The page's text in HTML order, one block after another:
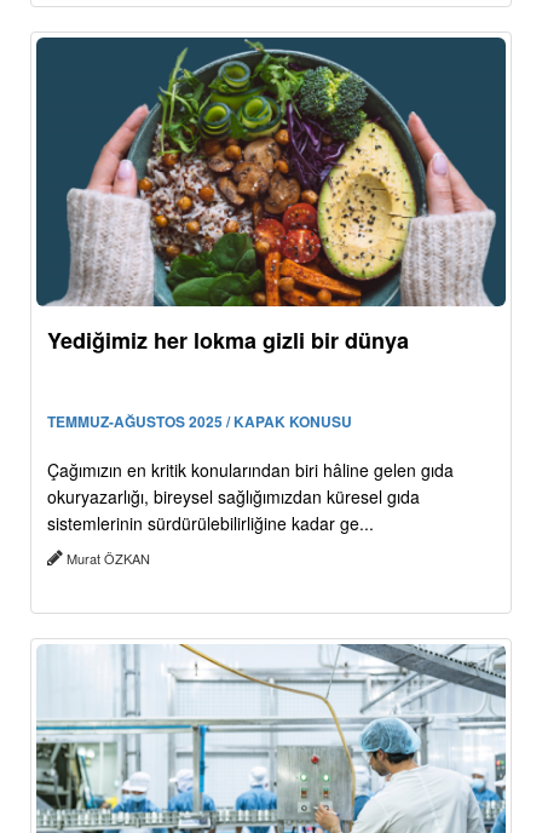
Yediğimiz her lokma gizli bir dünya
TEMMUZ-AĞUSTOS 2025 / KAPAK KONUSU
Çağımızın en kritik konularından biri hâline gelen gıda
okuryazarlığı, bireysel sağlığımızdan küresel gıda
sistemlerinin sürdürülebilirliğine kadar ge...
Murat ÖZKAN